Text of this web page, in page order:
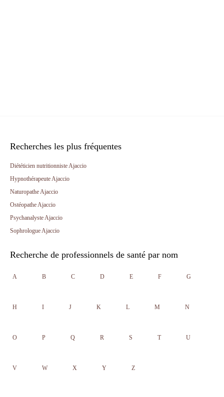
Recherches les plus fréquentes
Diététicien nutritionniste Ajaccio
Hypnothérapeute Ajaccio
Naturopathe Ajaccio
Ostéopathe Ajaccio
Psychanalyste Ajaccio
Sophrologue Ajaccio
Recherche de professionnels de santé par nom
A B C D E F G
H I J K L M N
O P Q R S T U
V W X Y Z